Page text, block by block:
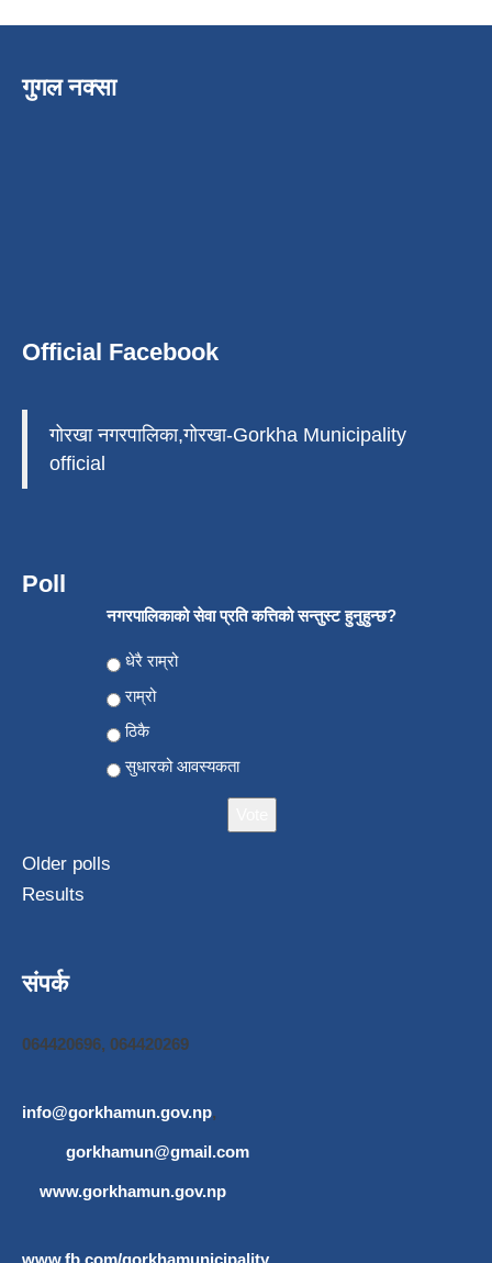
गुगल नक्सा
Official Facebook
गोरखा नगरपालिका,गोरखा-Gorkha Municipality
official
Poll
नगरपालिकाको सेवा प्रति कत्तिको सन्तुस्ट हुनुहुन्छ?
Choices
धेरै राम्रो
राम्रो
ठिकै
सुधारको आवस्यकता
Older polls
Results
संपर्क
064420696, 064420269
info@gorkhamun.gov.np,
gorkhamun@gmail.com
www.gorkhamun.gov.np